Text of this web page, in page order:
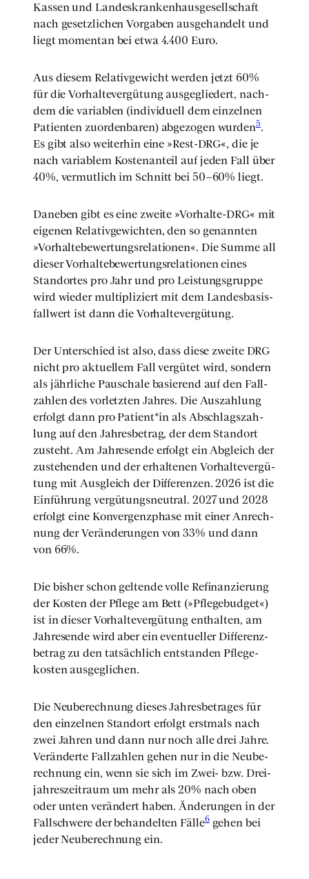
Kas­sen und Lan­des­kran­ken­haus­ge­sell­schaft
nach gesetz­li­chen Vor­ga­ben aus­ge­han­delt und
liegt momen­tan bei etwa 4.400 Euro.
Aus die­sem Rela­tiv­ge­wicht wer­den jetzt 60%
für die Vor­hal­te­ver­gü­tung aus­ge­glie­dert, nach­
dem die varia­blen (indi­vi­du­ell dem ein­zel­nen
Pati­en­ten zuor­den­ba­ren) abge­zo­gen wur­den5.
Es gibt also wei­ter­hin eine »Rest-DRG«, die je
nach varia­blem Kos­ten­an­teil auf jeden Fall über
40%, ver­mut­lich im Schnitt bei 50–60% liegt.
Dane­ben gibt es eine zwei­te »Vor­hal­te-DRG« mit
eige­nen Rela­tiv­ge­wich­ten, den so genann­ten
»Vor­hal­te­be­wer­tungs­re­la­tio­nen«. Die Sum­me all
die­ser Vor­hal­te­be­wer­tungs­re­la­tio­nen eines
Stand­or­tes pro Jahr und pro Leis­tungs­grup­pe
wird wie­der mul­ti­pli­ziert mit dem Lan­des­ba­sis­
fall­wert ist dann die Vor­hal­te­ver­gü­tung.
Der Unter­schied ist also, dass die­se zwei­te DRG
nicht pro aktu­el­lem Fall ver­gü­tet wird, son­dern
als jähr­li­che Pau­scha­le basie­rend auf den Fall­
zah­len des vor­letz­ten Jah­res. Die Aus­zah­lung
erfolgt dann pro Patient*in als Abschlags­zah­
lung auf den Jah­res­be­trag, der dem Stand­ort
zusteht. Am Jah­res­en­de erfolgt ein Abgleich der
zuste­hen­den und der erhal­te­nen Vor­hal­te­ver­gü­
tung mit Aus­gleich der Dif­fe­ren­zen. 2026 ist die
Ein­füh­rung ver­gü­tungs­neu­tral. 2027 und 2028
erfolgt eine Kon­ver­genz­pha­se mit einer Anrech­
nung der Ver­än­de­run­gen von 33% und dann
von 66%.
Die bis­her schon gel­ten­de vol­le Refi­nan­zie­rung
der Kos­ten der Pfle­ge am Bett (»Pfle­ge­bud­get«)
ist in die­ser Vor­hal­te­ver­gü­tung ent­hal­ten, am
Jah­res­en­de wird aber ein even­tu­el­ler Dif­fe­renz­
be­trag zu den tat­säch­lich ent­stan­den Pfle­ge­
kos­ten aus­ge­gli­chen.
Die Neu­be­rech­nung die­ses Jah­res­be­tra­ges für
den ein­zel­nen Stand­ort erfolgt erst­mals nach
zwei Jah­ren und dann nur noch alle drei Jah­re.
Ver­än­der­te Fall­zah­len gehen nur in die Neu­be­
rech­nung ein, wenn sie sich im Zwei- bzw. Drei­
jah­res­zeit­raum um mehr als 20% nach oben
oder unten ver­än­dert haben. Ände­run­gen in der
Fall­schwe­re der behan­del­ten Fäl­le6gehen bei
jeder Neu­be­rech­nung ein.